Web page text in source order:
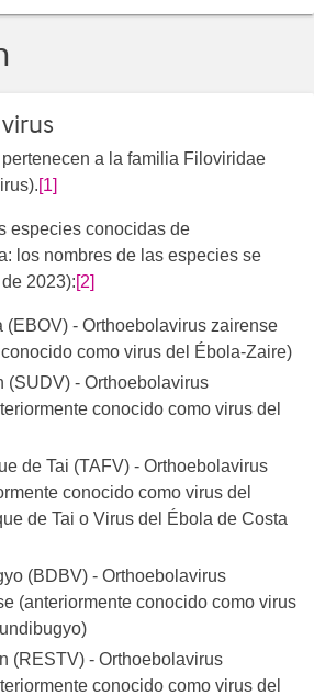
a la familia Filoviridae
[1]
especies conocidas de
los nombres de las especies se
2023):[2]
(EBOV) - Orthoebolavirus zairense
como virus del Ébola-Zaire)
(SUDV) - Orthoebolavirus
conocido como virus del
de Tai (TAFV) - Orthoebolavirus
conocido como virus del
de Tai o Virus del Ébola de Costa
(BDBV) - Orthoebolavirus
(anteriormente conocido como virus
(RESTV) - Orthoebolavirus
conocido como virus del